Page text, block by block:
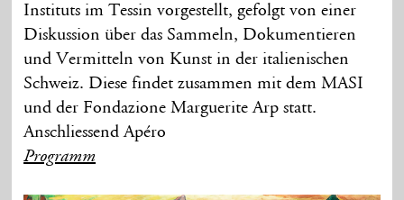
Instituts im Tessin vorgestellt, gefolgt von einer
Diskussion über das Sammeln, Dokumentieren
und Vermitteln von Kunst in der italienischen
Schweiz. Diese findet zusammen mit dem MASI
und der Fondazione Marguerite Arp statt.
Anschliessend Apéro
Programm